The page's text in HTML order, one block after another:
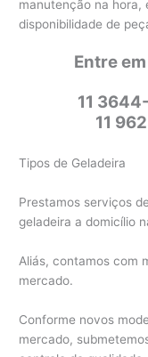
manutenção na hora,
disponibilidade de
Entre
11
11
Tipos de Geladeira
Prestamos serviços
geladeira a domicílio
Aliás, contamos com
mercado.
Conforme novos
mercado,